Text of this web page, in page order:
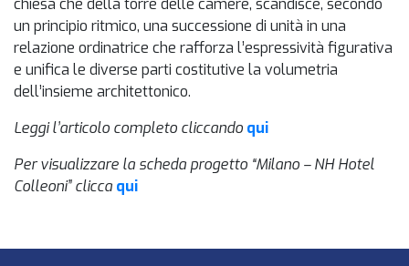
chiesa che della torre delle camere, scandisce, secondo
un principio ritmico, una successione di unità in una
relazione ordinatrice che rafforza l’espressività figurativa
e unifica le diverse parti costitutive la volumetria
dell’insieme architettonico.
Leggi l’articolo completo cliccando qui
Per visualizzare la scheda progetto “Milano – NH Hotel
Colleoni” clicca qui